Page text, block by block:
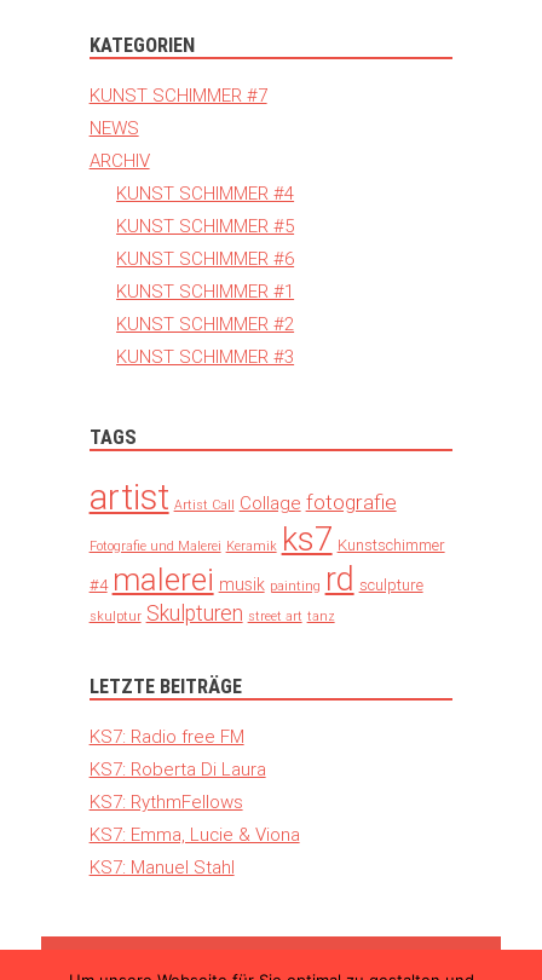
KATEGORIEN
KUNST SCHIMMER #7
NEWS
ARCHIV
KUNST SCHIMMER #4
KUNST SCHIMMER #5
KUNST SCHIMMER #6
KUNST SCHIMMER #1
KUNST SCHIMMER #2
KUNST SCHIMMER #3
TAGS
artist Artist Call Collage fotografie
Fotografie und Malerei Keramik ks7 Kunstschimmer
#4 malerei musik painting rd sculpture
skulptur Skulpturen street art tanz
LETZTE BEITRÄGE
KS7: Radio free FM
KS7: Roberta Di Laura
KS7: RythmFellows
KS7: Emma, Lucie & Viona
KS7: Manuel Stahl